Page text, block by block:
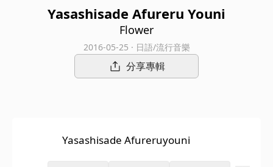
Yasashisade Afureru Youni
Flower
2016-05-25 · 日語/流行音樂
分享專輯
Yasashisade Afureruyouni